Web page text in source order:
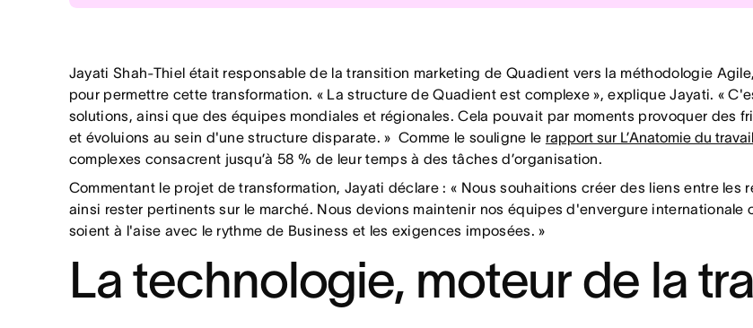
Meilleure visibilité du travail en cours, favorisant la communication à
Plus de temps dédié à la stratégie
Moins de tâches d’organisation et davantage de temps consacré à la
Jayati Shah-Thiel était responsable de la transition marketing de Quadient vers la méthodologie
pour permettre cette transformation. « La structure de Quadient est complexe », explique Jayati. «
solutions, ainsi que des équipes mondiales et régionales. Cela pouvait par moments provoquer des
et évoluions au sein d'une structure disparate. » Comme le souligne le rapport sur L’Anatomie du travail
complexes consacrent jusqu’à 58 % de leur temps à des tâches d’organisation.
Commentant le projet de transformation, Jayati déclare : « Nous souhaitions créer des liens entre
ainsi rester pertinents sur le marché. Nous devions maintenir nos équipes d'envergure
soient à l'aise avec le rythme de Business et les exigences imposées. »
La technologie, moteur de la